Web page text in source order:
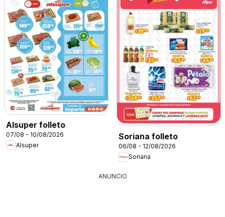
Alsuper folleto
07/08 - 10/08/2026
Alsuper
Soriana folleto
06/08 - 12/08/2026
Soriana
ANUNCIO